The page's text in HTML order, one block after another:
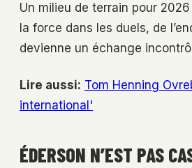
Un milieu de terrain pour
la force dans les duels, de
devienne un échange
Lire aussi: Tom Henning
international'
ÉDERSON N’EST PAS